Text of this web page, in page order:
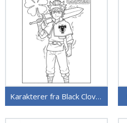
Karakterer fra Black Clover